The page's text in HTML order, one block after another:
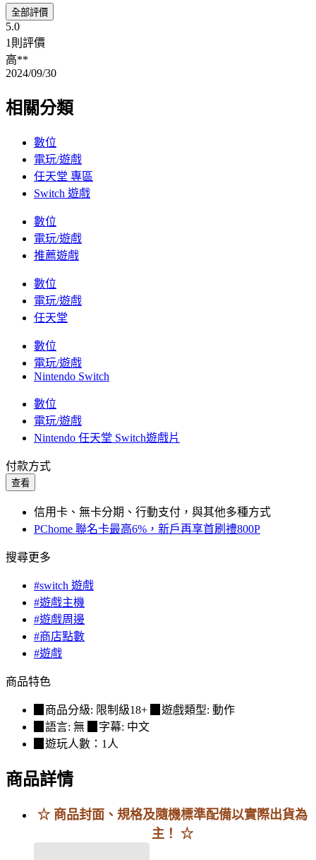
全部評價
5.0
1則評價
高**
2024/09/30
相關分類
數位
電玩/遊戲
任天堂 專區
Switch 遊戲
數位
電玩/遊戲
推薦遊戲
數位
電玩/遊戲
任天堂
數位
電玩/遊戲
Nintendo Switch
數位
電玩/遊戲
Nintendo 任天堂 Switch遊戲片
付款方式
查看
信用卡、無卡分期、行動支付，與其他多種方式
PChome 聯名卡最高6%，新戶再享首刷禮800P
搜尋更多
#switch 遊戲
#遊戲主機
#遊戲周邊
#商店點數
#遊戲
商品特色
▉商品分級: 限制級18+ ▉遊戲類型: 動作
▉語言: 無 ▉字幕: 中文
▉遊玩人數：1人
商品詳情
☆ 商品封面、規格及隨機標準配備以實際出貨為
主！ ☆